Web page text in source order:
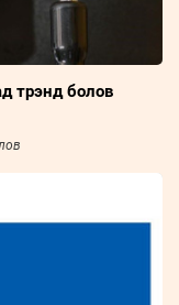
трэнд болов